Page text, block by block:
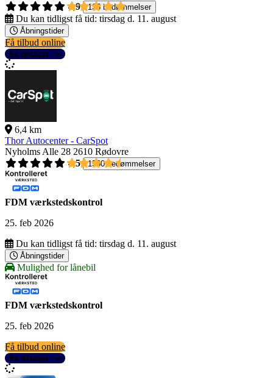
4,9
135 bedømmelser
Du kan tidligst få tid: tirsdag d. 11. august
Åbningstider
Få tilbud online
Se detaljer
6,4 km
Thor Autocenter - CarSpot
Nyholms Alle 28 2610 Rødovre
4,5
1560 bedømmelser
FDM værkstedskontrol
25. feb 2026
Du kan tidligst få tid: tirsdag d. 11. august
Åbningstider
Mulighed for lånebil
FDM værkstedskontrol
25. feb 2026
Få tilbud online
Se detaljer